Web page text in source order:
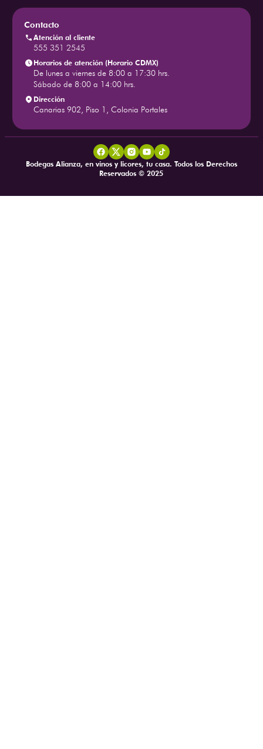
Contacto
Atención al cliente
555 351 2545
Horarios de atención (Horario CDMX)
De lunes a viernes de 8:00 a 17:30 hrs.
Sábado de 8:00 a 14:00 hrs.
Dirección
Canarias 902, Piso 1, Colonia Portales
Bodegas Alianza, en vinos y licores, tu casa. Todos los Derechos
Reservados © 2025